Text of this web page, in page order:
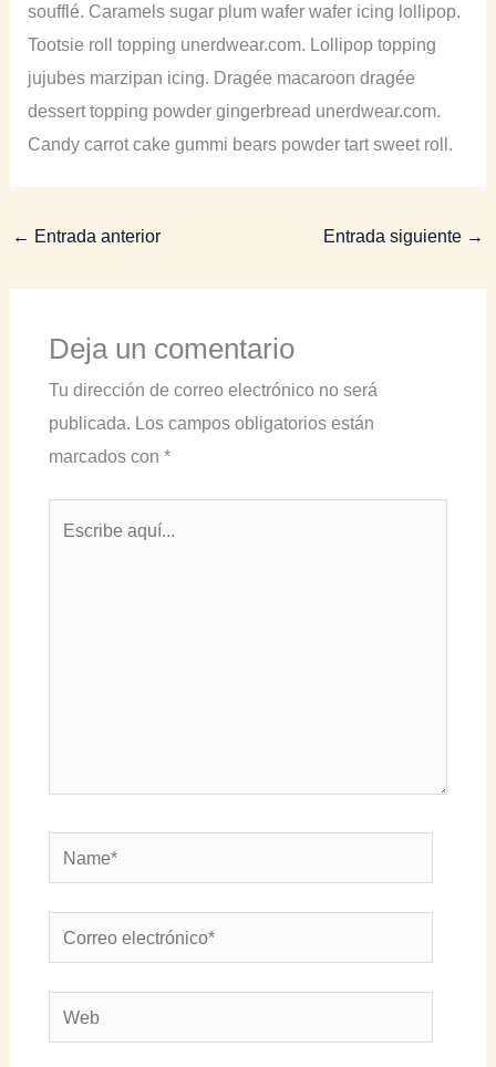
soufflé. Caramels sugar plum wafer wafer icing lollipop.
Tootsie roll topping unerdwear.com. Lollipop topping
jujubes marzipan icing. Dragée macaroon dragée
dessert topping powder gingerbread unerdwear.com.
Candy carrot cake gummi bears powder tart sweet roll.
← Entrada anterior Entrada siguiente →
Deja un comentario
Tu dirección de correo electrónico no será
publicada. Los campos obligatorios están
marcados con *
Name*
Correo
electrónico*
Web